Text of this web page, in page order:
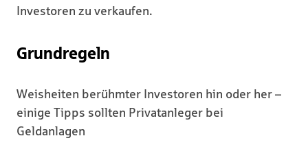
Investoren zu verkaufen.
Grundregeln
Weisheiten berühmter Investoren hin oder her –
einige Tipps sollten Privatanleger bei
Geldanlagen